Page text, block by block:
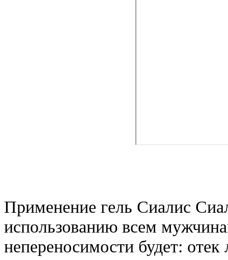
Применение гель Сиалис
использованию всем
непереносимости будет: